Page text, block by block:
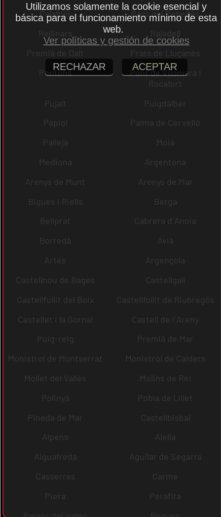
Palafolls
Pacs del Penedès
Rellinars
Rajadell
Premià de Dalt
Prats de Lluçanès
Pontons
Pont de Vilomara i
Rocafort
Pujalt
Puigdàlber
Papiol
Palma de Cervelló
Pallejà
Moià
Mediona
Argentona
Arenys de Munt
Arenys de Mar
Bigues i Riells
Berga
Bellprat
Cabrera d´Anoia
Borredà
Avià
Artés
Argençola
Castellnou de Bages
Castellgalí
Castellfullit del Boix
Castellfollit de Riubregós
Castellet i la Gornal
Castell de l´Areny
Puig-reig
Premià de Mar
Monistrol de Montserrat
Monistrol de Calders
Mollet del Vallès
Molins de Rei
Polinyà
Pobla de Lillet
Pineda de Mar
Castellbisbal
Alpens
Alella
Aiguafreda
Aguilar de Segarra
Casserres
Carme
Piera
Perafita
Utilizamos solamente la cookie esencial y
básica para el funcionamiento mínimo de esta
web.
Ver políticas y gestión de cookies
RECHAZAR ACEPTAR